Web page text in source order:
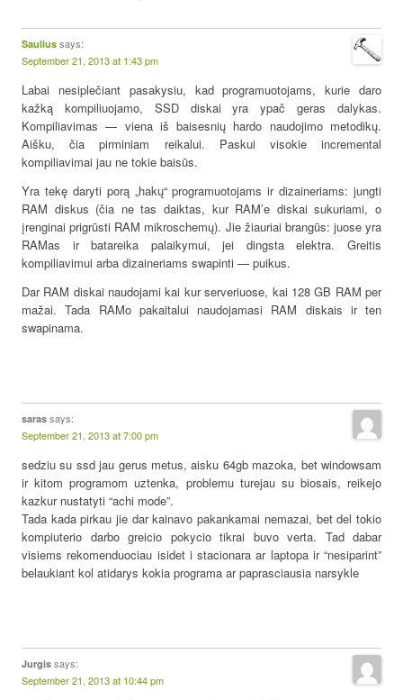
Saulius says:
September 21, 2013 at 1:43 pm
Labai nesiplečiant pasakysiu, kad programuotojams, kurie daro
kažką kompiliuojamo, SSD diskai yra ypač geras dalykas.
Kompiliavimas — viena iš baisesnių hardo naudojimo metodikų.
Aišku, čia pirminiam reikalui. Paskui visokie incremental
kompiliavimai jau ne tokie baisūs.
Yra tekę daryti porą „hakų“ programuotojams ir dizaineriams: jungti
RAM diskus (čia ne tas daiktas, kur RAM’e diskai sukuriami, o
įrenginai prigrūsti RAM mikroschemų). Jie žiauriai brangūs: juose yra
RAMas ir batareika palaikymui, jei dingsta elektra. Greitis
kompiliavimui arba dizaineriams swapinti — puikus.
Dar RAM diskai naudojami kai kur serveriuose, kai 128 GB RAM per
mažai. Tada RAMo pakaitalui naudojamasi RAM diskais ir ten
swapinama.
saras says:
September 21, 2013 at 7:00 pm
sedziu su ssd jau gerus metus, aisku 64gb mazoka, bet windowsam
ir kitom programom uztenka, problemu turejau su biosais, reikejo
kazkur nustatyti “achi mode”.
Tada kada pirkau jie dar kainavo pakankamai nemazai, bet del tokio
kompiuterio darbo greicio pokycio tikrai buvo verta. Tad dabar
visiems rekomenduociau isidet i stacionara ar laptopa ir “nesiparint”
belaukiant kol atidarys kokia programa ar paprasciausia narsykle
Jurgis says:
September 21, 2013 at 10:44 pm